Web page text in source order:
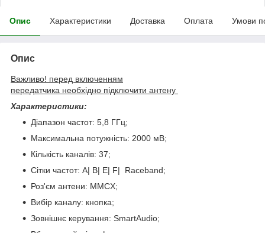
Опис Характеристики Доставка Оплата Умови
Опис
Важливо! перед включенням
передатчика необхідно підключити антену
Характеристики:
Діапазон частот: 5,8 ГГц;
Максимальна потужність: 2000 мВ;
Кількість каналів: 37;
Сітки частот: А| B| E| F| Raceband;
Роз'єм антени: MMCX;
Вибір каналу: кнопка;
Зовнішнє керування: SmartAudio;